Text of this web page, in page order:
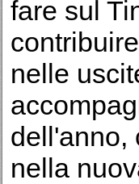
fare sul
nelle
dell'anno,
nella